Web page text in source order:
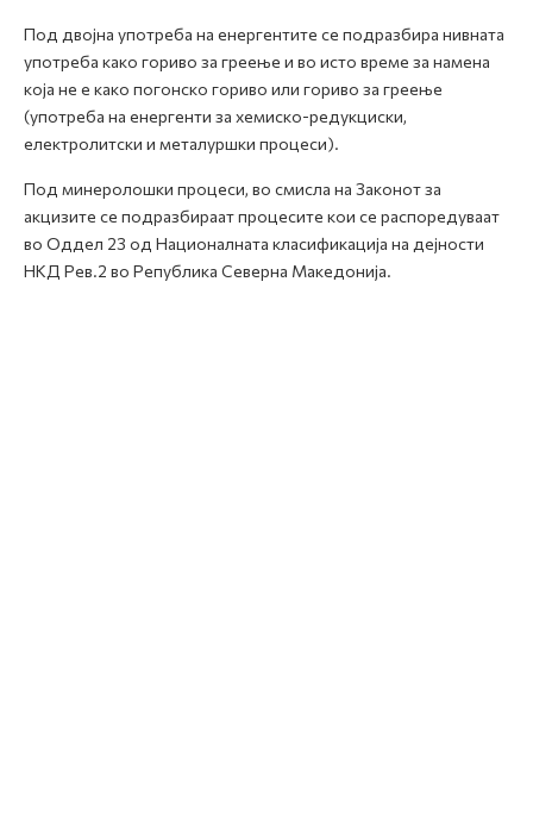
Под двојна употреба на енергентите се подразбира нивната
употреба како гориво за греење и во исто време за намена
која не е како погонско гориво или гориво за греење
(употреба на енергенти за хемиско-редукциски,
електролитски и металуршки процеси).
Под минеролошки процеси, во смисла на Законот за
акцизите се подразбираат процесите кои се распоредуваат
во Оддел 23 од Националната класификација на дејности
НКД Рев.2 во Република Северна Македонија.